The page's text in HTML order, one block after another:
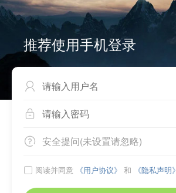
推荐使用手机登录


 安全提问(未设置请忽略)
 阅读并同意 《用户协议》 和 《隐私声明》